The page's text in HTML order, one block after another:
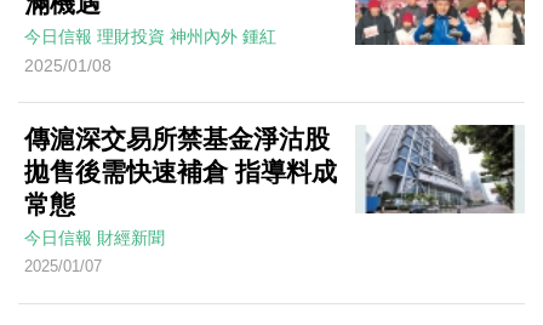
今日信報 理財投資 神州內外 鍾紅
2025/01/08
傳滬深交易所禁基金淨沽股
拋售後需快速補倉 指導料成
常態
今日信報 財經新聞
2025/01/07